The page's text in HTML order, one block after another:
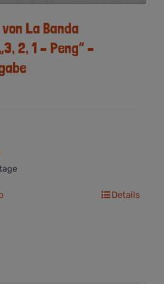
La Banda
2, 1 – Peng“ –
Details